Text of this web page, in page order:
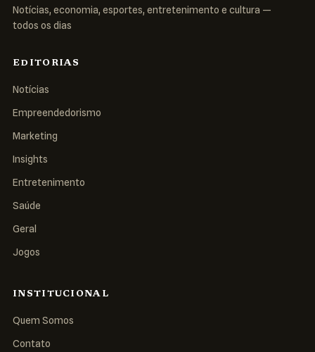
Notícias, economia, esportes, entretenimento e cultura —
todos os dias
EDITORIAS
Notícias
Empreendedorismo
Marketing
Insights
Entretenimento
Saúde
Geral
Jogos
INSTITUCIONAL
Quem Somos
Contato